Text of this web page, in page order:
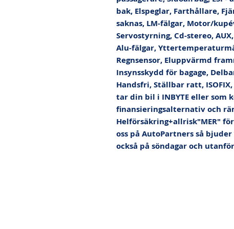
bak, Elspeglar, Farthållare,
saknas, LM-fälgar, Motor/
Servostyrning, Cd-stereo,
Alu-fälgar,
Regnsensor, Eluppvärmd
Insynsskydd för bagage,
Handsfri, Ställbar ratt,
tar din bil i INBYTE eller som
finansieringsalternativ och
Helförsäkring+allrisk"MER"
oss på AutoPartners så
också på söndagar och